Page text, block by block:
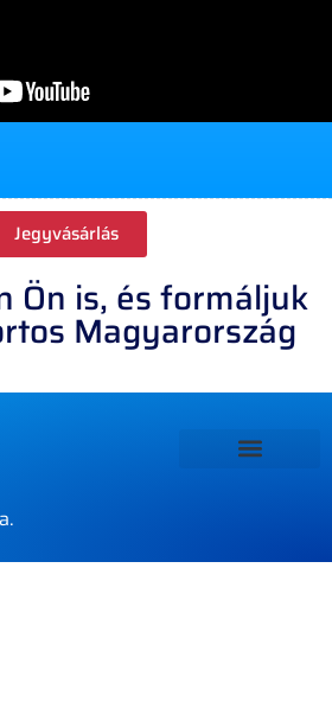
Jegyvásárlás
Ön is, és formáljuk
Magyarország